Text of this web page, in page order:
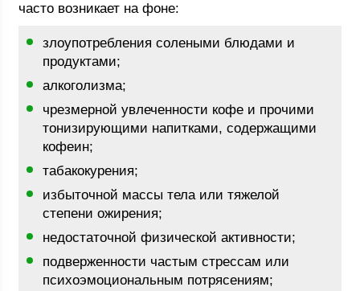
часто возникает на фоне:
злоупотребления солеными блюдами и
продуктами;
алкоголизма;
чрезмерной увлеченности кофе и прочими
тонизирующими напитками, содержащими
кофеин;
табакокурения;
избыточной массы тела или тяжелой
степени ожирения;
недостаточной физической активности;
подверженности частым стрессам или
психоэмоциональным потрясениям;